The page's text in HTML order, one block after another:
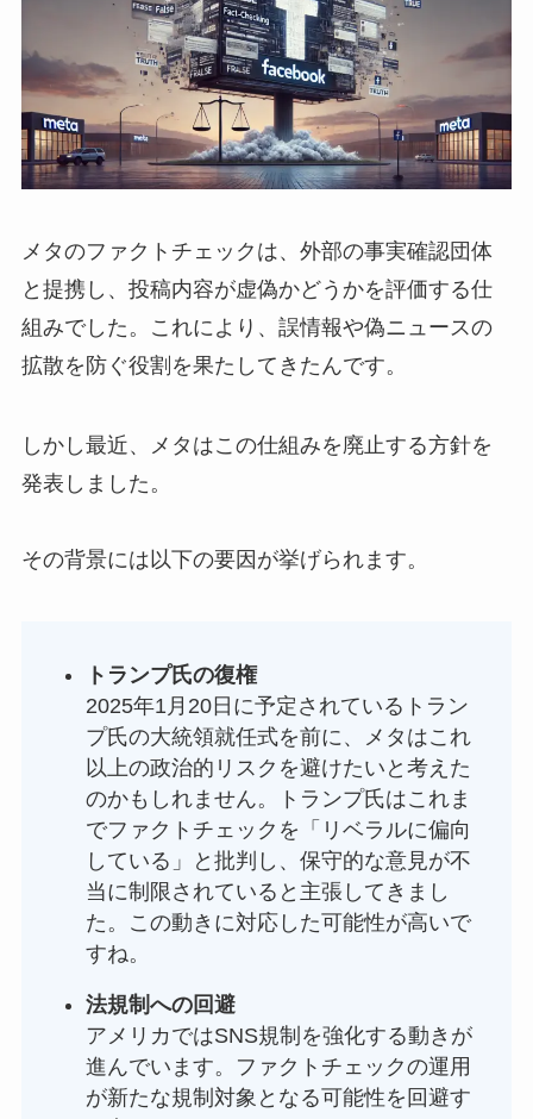
メタのファクトチェックは、外部の事実確認団体
と提携し、投稿内容が虚偽かどうかを評価する仕
組みでした。これにより、誤情報や偽ニュースの
拡散を防ぐ役割を果たしてきたんです。
しかし最近、メタはこの仕組みを廃止する方針を
発表しました。
その背景には以下の要因が挙げられます。
トランプ氏の復権
2025年1月20日に予定されているトラン
プ氏の大統領就任式を前に、メタはこれ
以上の政治的リスクを避けたいと考えた
のかもしれません。トランプ氏はこれま
でファクトチェックを「リベラルに偏向
している」と批判し、保守的な意見が不
当に制限されていると主張してきまし
た。この動きに対応した可能性が高いで
すね。
法規制への回避
アメリカではSNS規制を強化する動きが
進んでいます。ファクトチェックの運用
が新たな規制対象となる可能性を回避す